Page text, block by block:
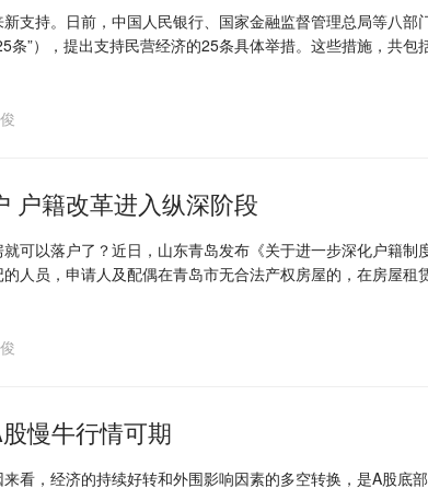
支持。日前，中国人民银行、国家金融监督管理总局等八
条”），提出支持民营经济的25条具体举措。这些措施，共
租房即可落户 户籍改革进入纵深阶段
可以落户了？近日，山东青岛发布《关于进一步深化户籍
人员，申请人及配偶在青岛市无合法产权房屋的，在房屋
慢牛行情可期
看，经济的持续好转和外围影响因素的多空转换，是A股底